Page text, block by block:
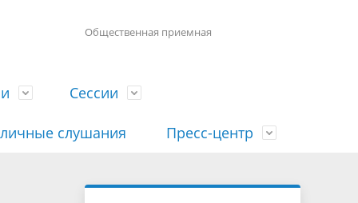
Общественная приемная
История
Сессии
Порядок посещения сессии
Сведения о доходах, расходах, об
слушания Пресс-центр
Наша "Прямая линия"